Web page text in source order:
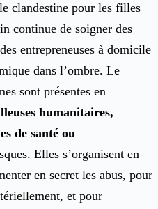
clandestine pour les filles
continue de soigner des
entrepreneuses à domicile
dans l’ombre. Le
sont présentes en
humanitaires,
de santé ou
Elles s’organisent en
en secret les abus, pour
et pour